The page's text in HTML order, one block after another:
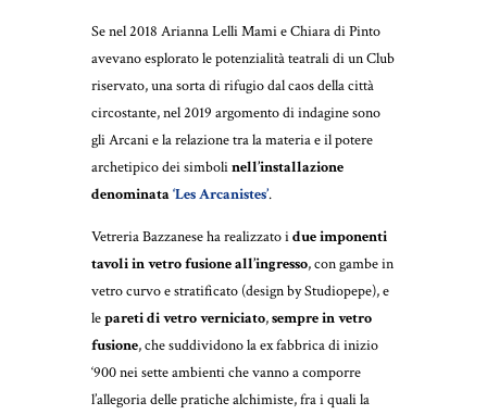
Se nel 2018 Arianna Lelli Mami e Chiara di Pinto
avevano esplorato le potenzialità teatrali di un Club
riservato, una sorta di rifugio dal caos della città
circostante, nel 2019 argomento di indagine sono
gli Arcani e la relazione tra la materia e il potere
archetipico dei simbolinell’installazione
denominata‘Les Arcanistes’.
Vetreria Bazzanese ha realizzato idue imponenti
tavoli in vetro fusione all’ingresso, con gambe in
vetro curvo e stratificato (design by Studiopepe), e
lepareti di vetro verniciato,sempre in vetro
fusione, che suddividono la ex fabbrica di inizio
‘900 nei sette ambienti che vanno a comporre
l’allegoria delle pratiche alchimiste, fra i quali la